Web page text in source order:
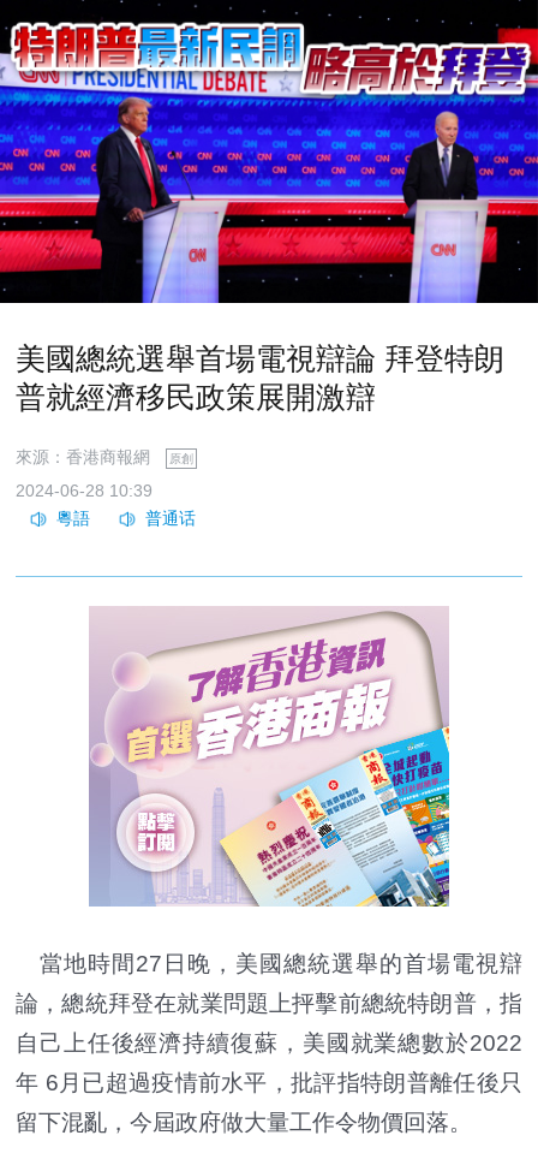
美國總統選舉首場電視辯論 拜登特朗
普就經濟移民政策展開激辯
來源：香港商報網 原創
2024-06-28 10:39
當地時間27日晚，美國總統選舉的首場電視辯
論，總統拜登在就業問題上抨擊前總統特朗普，指
自己上任後經濟持續復蘇，美國就業總數於2022
年 6月已超過疫情前水平，批評指特朗普離任後只
留下混亂，今屆政府做大量工作令物價回落。